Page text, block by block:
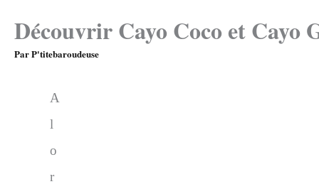
Découvrir Cayo Coco et Cayo
ParP'titebaroudeuse
A
l
o
r